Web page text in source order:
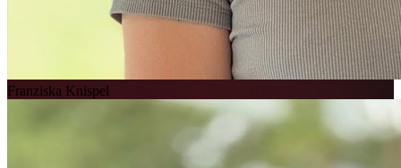
Franziska Knispel